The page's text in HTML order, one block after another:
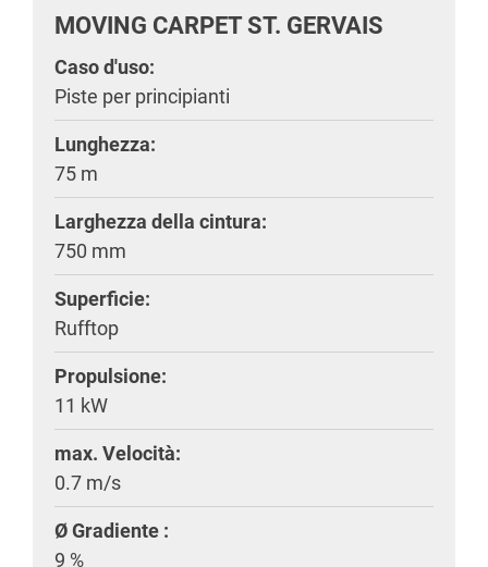
MOVING CARPET ST. GERVAIS
Caso d'uso:
Piste per principianti
Lunghezza:
75 m
Larghezza della cintura:
750 mm
Superficie:
Rufftop
Propulsione:
11 kW
max. Velocità:
0.7 m/s
Ø Gradiente :
9 %